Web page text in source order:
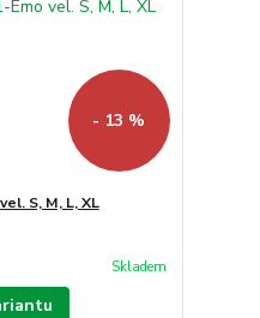
- 13 %
S, M, L, XL
Skladem